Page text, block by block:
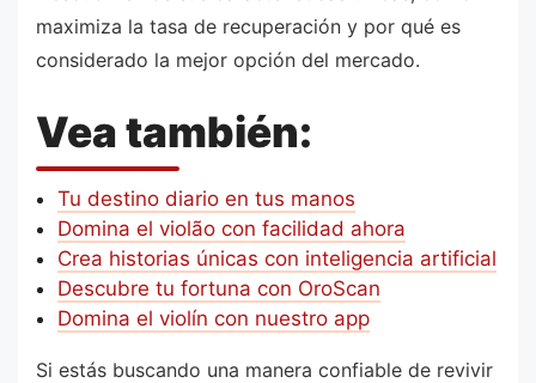
maximiza la tasa de recuperación y por qué es
considerado la mejor opción del mercado.
Vea también:
Tu destino diario en tus manos
Domina el violão con facilidad ahora
Crea historias únicas con inteligencia artificial
Descubre tu fortuna con OroScan
Domina el violín con nuestro app
Si estás buscando una manera confiable de revivir